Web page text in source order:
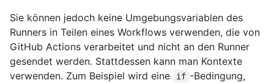
Sie können jedoch keine Umgebungsvariablen des
Runners in Teilen eines Workflows verwenden, die von
GitHub Actions verarbeitet und nicht an den Runner
gesendet werden. Stattdessen kann man Kontexte
verwenden. Zum Beispiel wird eine
if -Bedingung,